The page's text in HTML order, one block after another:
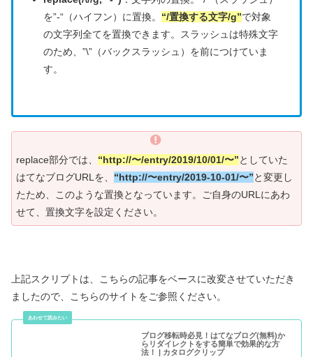
を”-“（ハイフン）に置換。 “/置換する文字/g”で対象
の文字列全てを置換できます。スラッシュは特殊文字
のため、”\”（バックスラッシュ）を前につけていま
す。
replace部分では、 “http://〜/entry/2019/10/01/〜”としていた
はてなブログURLを、 “http://〜entry/2019-10-01/〜”と変更し
たため、このような置換となっています。ご自身のURLにあわ
せて、置換文字を設定ください。
上記スクリプトは、こちらの記事をベースに改変させていただき
ましたので、こちらのサイトをご参照ください。
ブログ移転時必見！はてなブログ(無料)か
らリダイレクトをする簡単で効果的な方
法！ | カタログクリップ